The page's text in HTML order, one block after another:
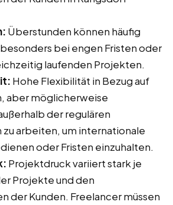
Überstunden können häufig
bei engen Fristen oder
laufenden Projekten.
Hohe Flexibilität in Bezug auf
aber möglicherweise
der regulären
arbeiten, um internationale
oder Fristen einzuhalten.
Projektdruck variiert stark je
Projekte und den
der Kunden. Freelancer müssen